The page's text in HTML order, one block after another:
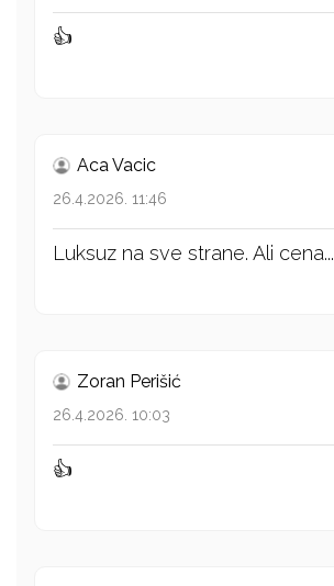
👍
Aca Vacic
26.4.2026. 11:46
Luksuz na sve strane. Ali cena...
Zoran Perišić
26.4.2026. 10:03
👍